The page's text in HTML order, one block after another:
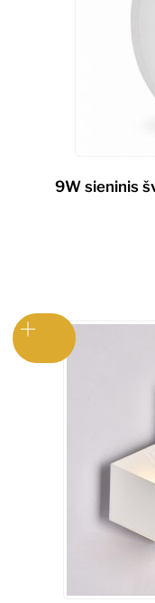
9W sieninis